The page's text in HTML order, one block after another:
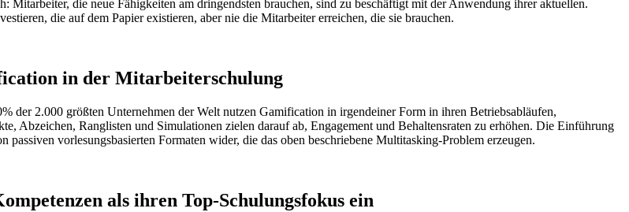
die neue Fähigkeiten am dringendsten brauchen, sind zu beschäftigt mit der Anwendung ihrer aktuellen.
die auf dem Papier existieren, aber nie die Mitarbeiter erreichen, die sie brauchen.
in der Mitarbeiterschulung
der 2.000 größten Unternehmen der Welt nutzen Gamification in irgendeiner Form in ihren Betriebsabläufen,
Abzeichen, Ranglisten und Simulationen zielen darauf ab, Engagement und Behaltensraten zu erhöhen. Die Einführung
vorlesungsbasierten Formaten wider, die das oben beschriebene Multitasking-Problem erzeugen.
als ihren Top-Schulungsfokus ein